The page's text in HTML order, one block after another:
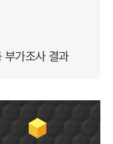
가조사 결과